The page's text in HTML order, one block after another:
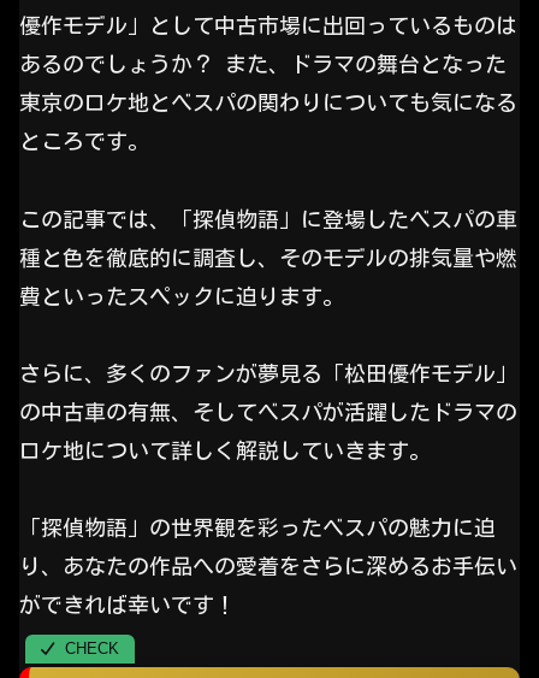
優作モデル」として中古市場に出回っているものは
あるのでしょうか？ また、ドラマの舞台となった
東京のロケ地とベスパの関わりについても気になる
ところです。
この記事では、「探偵物語」に登場したベスパの車
種と色を徹底的に調査し、そのモデルの排気量や燃
費といったスペックに迫ります。
さらに、多くのファンが夢見る「松田優作モデル」
の中古車の有無、そしてベスパが活躍したドラマの
ロケ地について詳しく解説していきます。
「探偵物語」の世界観を彩ったベスパの魅力に迫
り、あなたの作品への愛着をさらに深めるお手伝い
ができれば幸いです！